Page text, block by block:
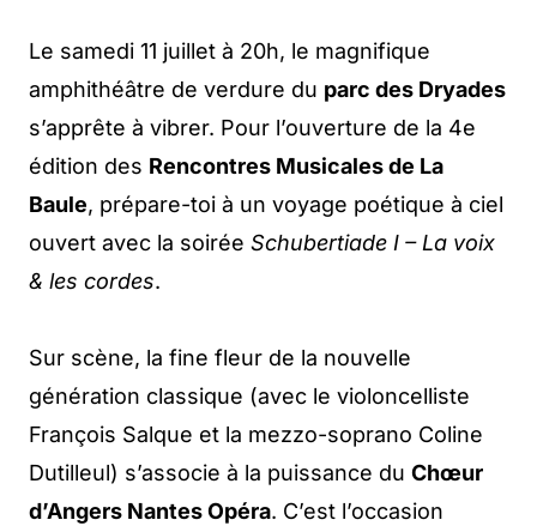
Le samedi 11 juillet à 20h, le magnifique
amphithéâtre de verdure du parc des Dryades
s’apprête à vibrer. Pour l’ouverture de la 4e
édition des Rencontres Musicales de La
Baule, prépare-toi à un voyage poétique à ciel
ouvert avec la soirée Schubertiade I – La voix
& les cordes.
Sur scène, la fine fleur de la nouvelle
génération classique (avec le violoncelliste
François Salque et la mezzo-soprano Coline
Dutilleul) s’associe à la puissance du Chœur
d’Angers Nantes Opéra. C’est l’occasion